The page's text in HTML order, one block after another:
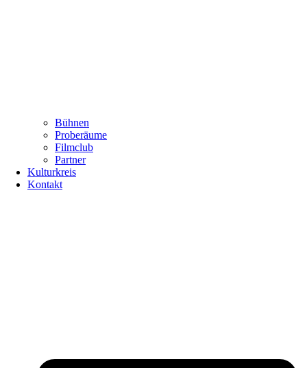
Bühnen
Proberäume
Filmclub
Partner
Kulturkreis
Kontakt